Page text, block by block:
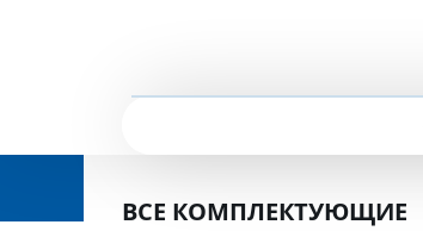
ВСЕ КОМПЛЕКТУЮЩИЕ